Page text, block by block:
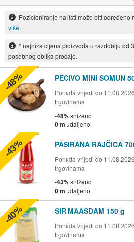
Pozicioniranje na listi može biti određeno
više.
* najniža cijena proizvoda u razdoblju od
posebnog oblika prodaje.
PECIVO MINI SOMUN
Ponuda vrijedi do
trgovinama
-48%sniženo
0 m udaljeno
-48%
PASIRANA RAJČICA
Ponuda vrijedi do
trgovinama
-43%sniženo
0 m udaljeno
-43%
SIR MAASDAM 150 g
Ponuda vrijedi do
trgovinama
-40%